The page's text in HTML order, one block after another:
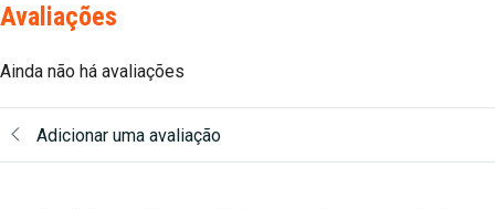
Avaliações
Ainda não há avaliações
Adicionar uma avaliação